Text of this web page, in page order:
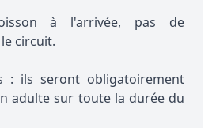
à l'arrivée, pas de
circuit.
: ils seront obligatoirement
adulte sur toute la durée du